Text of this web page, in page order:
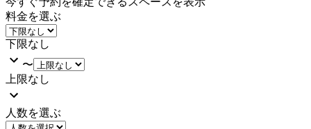
料金を選ぶ
下限なし
〜
上限なし
人数を選ぶ